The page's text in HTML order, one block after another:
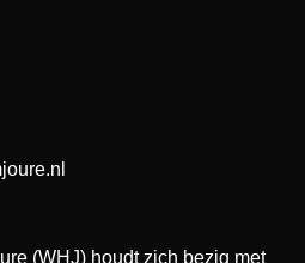
(WHJ) houdt zich bezig met